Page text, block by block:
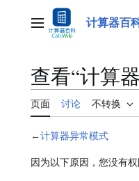
主菜单 计算器百
查看“︁计算
页面 讨论 不转换
←计算器异常模式
因为以下原因，您没有权